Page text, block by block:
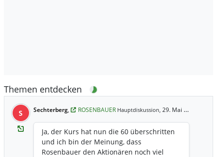
Themen entdecken
S Sechterberg, ROSENBAUER Hauptdiskussion, 29. Mai 20:15 Uhr
Ja, der Kurs hat nun die 60 überschritten
und ich bin der Meinung, dass
Rosenbauer den Aktionären noch viel